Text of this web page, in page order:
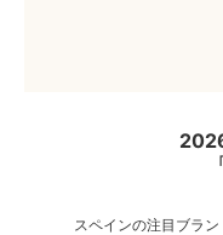
スペインの注目ブラ